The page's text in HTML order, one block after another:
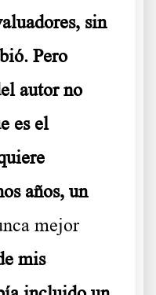
sin
Pero
autor no
es el
años, un
mejor
mis